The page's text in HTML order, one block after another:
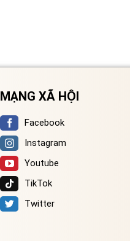
MẠNG XÃ HỘI
Facebook
Instagram
Youtube
TikTok
Twitter